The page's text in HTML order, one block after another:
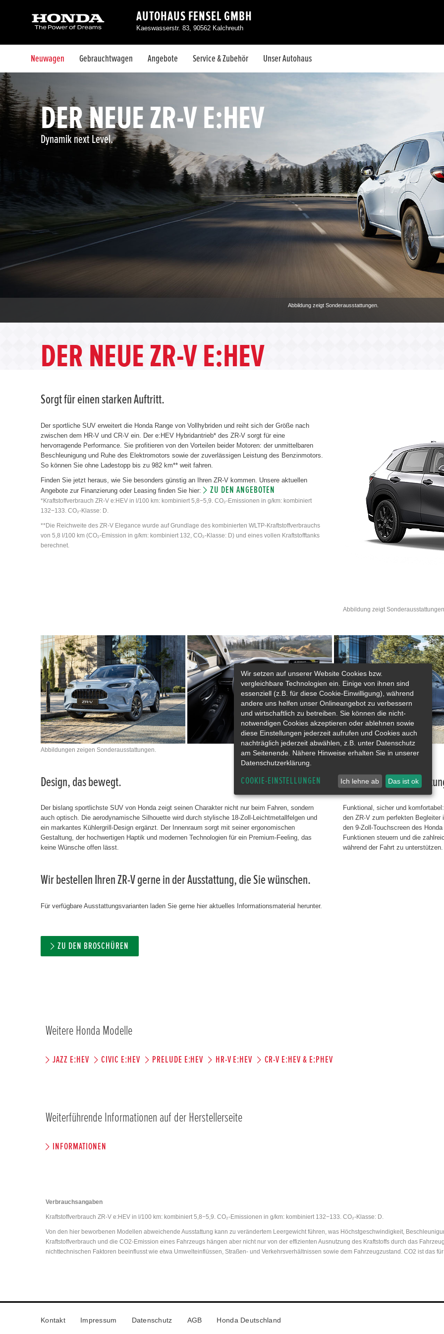
AUTOHAUS FENSEL GMBH
Kaeswasserstr. 83, 90562 Kalchreuth
Neuwagen Gebrauchtwagen Angebote Service & Zubehör Unser Autohaus
Abbildung zeigt Sonderausstattungen.
DER NEUE ZR-V E:HEV
Dynamik next Level.
DER NEUE ZR-V E:HEV
Sorgt für einen starken Auftritt.
Der sportliche SUV erweitert die Honda Range von Vollhybriden und reiht sich der Größe nach
zwischen dem HR-V und CR-V ein. Der e:HEV Hybridantrieb* des ZR-V sorgt für eine
hervorragende Performance. Sie profitieren von den Vorteilen beider Motoren: der unmittelbaren
Beschleunigung und Ruhe des Elektromotors sowie der zuverlässigen Leistung des Benzinmotors.
So können Sie ohne Ladestopp bis zu 982 km** weit fahren.
Finden Sie jetzt heraus, wie Sie besonders günstig an Ihren ZR-V kommen. Unsere aktuellen
Angebote zur Finanzierung oder Leasing finden Sie hier:
ZU DEN ANGEBOTEN
*Kraftstoffverbrauch ZR-V e:HEV in l/100 km: kombiniert 5,8−5,9. CO₂-Emissionen in g/km: kombiniert
132−133. CO₂-Klasse: D.
**Die Reichweite des ZR-V Elegance wurde auf Grundlage des kombinierten WLTP-Kraftstoffverbrauchs
von 5,8 l/100 km (CO₂-Emission in g/km: kombiniert 132, CO₂-Klasse: D) und eines vollen Kraftstofftanks
berechnet.
Abbildung zeigt
Abbildungen zeigen Sonderausstattungen.
Design, das bewegt.
Der bislang sportlichste SUV von Honda zeigt seinen Charakter nicht nur beim Fahren, sondern
auch optisch. Die aerodynamische Silhouette wird durch stylische 18-Zoll-Leichtmetallfelgen und
ein markantes Kühlergrill-Design ergänzt. Der Innenraum sorgt mit seiner ergonomischen
Gestaltung, der hochwertigen Haptik und modernen Technologien für ein Premium-Feeling, das
keine Wünsche offen lässt.
Umfangreiche
Funktional, sicher und
den ZR-V zum perfekten Begleiter
den 9-Zoll-Touchscreen des
Funktionen steuern und die
während der Fahrt zu unterstützen.
Wir bestellen Ihren ZR-V gerne in der Ausstattung, die Sie wünschen.
Für verfügbare Ausstattungsvarianten laden Sie gerne hier aktuelles Informationsmaterial herunter.
ZU DEN BROSCHÜREN
Weitere Honda Modelle
JAZZ E:HEV CIVIC E:HEV PRELUDE E:HEV HR-V E:HEV CR-V E:HEV & E:PHEV
Weiterführende Informationen auf der Herstellerseite
INFORMATIONEN
Verbrauchsangaben
Kraftstoffverbrauch ZR-V e:HEV in l/100 km: kombiniert 5,8−5,9. CO₂-Emissionen in g/km: kombiniert 132−133. CO₂-Klasse: D.
Von den hier beworbenen Modellen abweichende Ausstattung kann zu verändertem Leergewicht führen, was Höchstgeschwindigkeit,
Kraftstoffverbrauch und die CO2-Emission eines Fahrzeugs hängen aber nicht nur von der effizienten Ausnutzung des Kraftstoffs durch das
nichttechnischen Faktoren beeinflusst wie etwa Umwelteinflüssen, Straßen- und Verkehrsverhältnissen sowie dem Fahrzeugzustand. CO2 ist das
Kontakt Impressum Datenschutz AGB Honda Deutschland
Wir setzen auf unserer Website Cookies bzw.
vergleichbare Technologien ein. Einige von ihnen sind
essenziell (z.B. für diese Cookie-Einwilligung), während
andere uns helfen unser Onlineangebot zu verbessern
und wirtschaftlich zu betreiben. Sie können die nicht-
notwendigen Cookies akzeptieren oder ablehnen sowie
diese Einstellungen jederzeit aufrufen und Cookies auch
nachträglich jederzeit abwählen, z.B. unter Datenschutz
am Seitenende. Nähere Hinweise erhalten Sie in unserer
Datenschutzerklärung.
COOKIE-EINSTELLUNGEN Ich lehne ab Das ist ok